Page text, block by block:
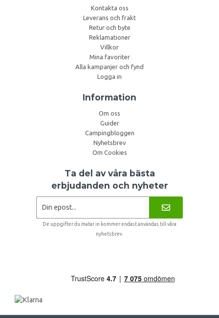
Kontakta oss
Leverans och frakt
Retur och byte
Reklamationer
Villkor
Mina favoriter
Alla kampanjer och fynd
Logga in
Information
Om oss
Guider
Campingbloggen
Nyhetsbrev
Om Cookies
Ta del av våra bästa
erbjudanden och nyheter
De uppgifter du matar in kommer endast användas till våra
nyhetsbrev.